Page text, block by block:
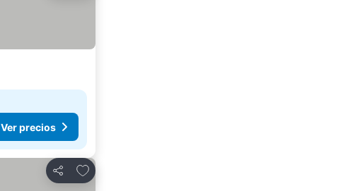
Ver precios
Compartir
Agregar a favoritos